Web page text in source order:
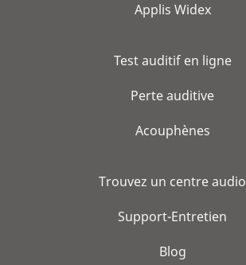
Applis Widex
Test auditif en ligne
Perte auditive
Acouphènes
Trouvez un centre audio
Support-Entretien
Blog